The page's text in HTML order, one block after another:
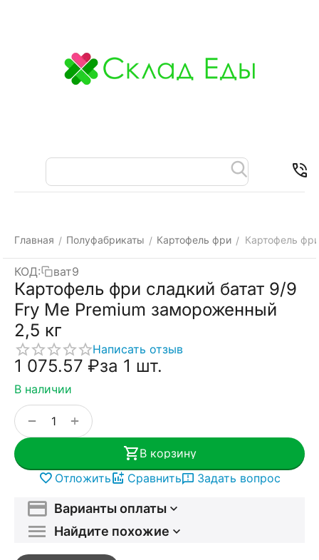
Главная / Полуфабрикаты / Картофель фри / Картофель
КОД: ват9
Картофель фри сладкий батат 9/9
Fry Me Premium замороженный
2,5 кг
Написать отзыв
1 075.57 ₽за 1 шт.
В наличии
+
−
В корзину
Отложить
Сравнить Задать вопрос
Варианты оплаты
Найдите похожие